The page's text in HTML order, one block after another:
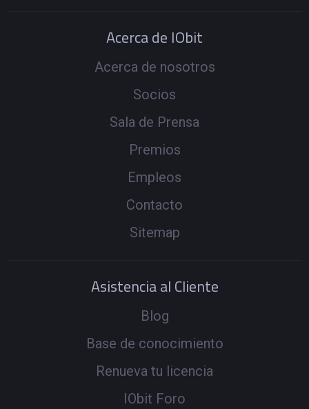
Acerca de IObit
Acerca de nosotros
Socios
Sala de Prensa
Premios
Empleos
Contacto
Sitemap
Asistencia al Cliente
Blog
Base de conocimiento
Renueva tu licencia
IObit Foro